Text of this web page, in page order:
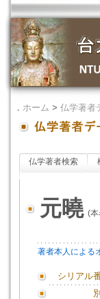
． ホーム > 仏学著者
仏学著者検索
元曉(本
著者本人による
シリアル